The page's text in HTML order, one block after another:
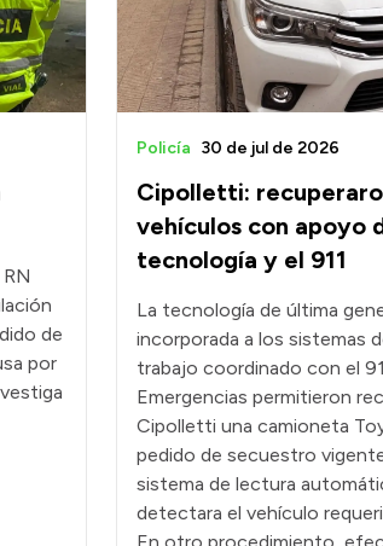
de
por
Cipolletti:
vehículos con apoyo
tecnología y el 911
Policía 30 de jul de 2026
La tecnología de última
incorporada a los sistemas
trabajo coordinado con el
Emergencias permitieron
Cipolletti una camioneta
pedido de secuestro
sistema de lectura
detectara el vehículo